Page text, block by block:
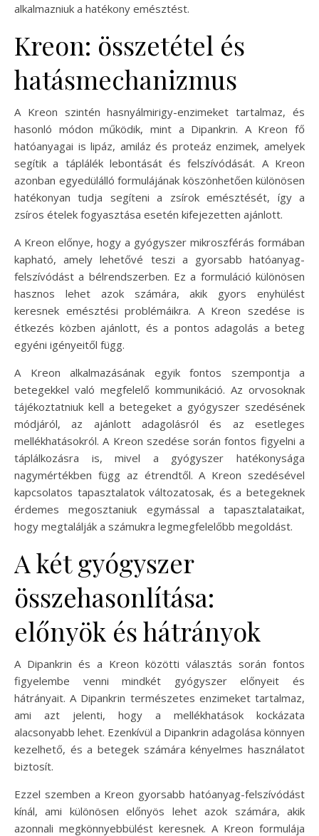
alkalmazniuk a hatékony emésztést.
Kreon: összetétel és
hatásmechanizmus
A Kreon szintén hasnyálmirigy-enzimeket tartalmaz, és
hasonló módon működik, mint a Dipankrin. A Kreon fő
hatóanyagai is lipáz, amiláz és proteáz enzimek, amelyek
segítik a táplálék lebontását és felszívódását. A Kreon
azonban egyedülálló formulájának köszönhetően különösen
hatékonyan tudja segíteni a zsírok emésztését, így a
zsíros ételek fogyasztása esetén kifejezetten ajánlott.
A Kreon előnye, hogy a gyógyszer mikroszférás formában
kapható, amely lehetővé teszi a gyorsabb hatóanyag-
felszívódást a bélrendszerben. Ez a formuláció különösen
hasznos lehet azok számára, akik gyors enyhülést
keresnek emésztési problémáikra. A Kreon szedése is
étkezés közben ajánlott, és a pontos adagolás a beteg
egyéni igényeitől függ.
A Kreon alkalmazásának egyik fontos szempontja a
betegekkel való megfelelő kommunikáció. Az orvosoknak
tájékoztatniuk kell a betegeket a gyógyszer szedésének
módjáról, az ajánlott adagolásról és az esetleges
mellékhatásokról. A Kreon szedése során fontos figyelni a
táplálkozásra is, mivel a gyógyszer hatékonysága
nagymértékben függ az étrendtől. A Kreon szedésével
kapcsolatos tapasztalatok változatosak, és a betegeknek
érdemes megosztaniuk egymással a tapasztalataikat,
hogy megtalálják a számukra legmegfelelőbb megoldást.
A két gyógyszer
összehasonlítása:
előnyök és hátrányok
A Dipankrin és a Kreon közötti választás során fontos
figyelembe venni mindkét gyógyszer előnyeit és
hátrányait. A Dipankrin természetes enzimeket tartalmaz,
ami azt jelenti, hogy a mellékhatások kockázata
alacsonyabb lehet. Ezenkívül a Dipankrin adagolása könnyen
kezelhető, és a betegek számára kényelmes használatot
biztosít.
Ezzel szemben a Kreon gyorsabb hatóanyag-felszívódást
kínál, ami különösen előnyös lehet azok számára, akik
azonnali megkönnyebbülést keresnek. A Kreon formulája